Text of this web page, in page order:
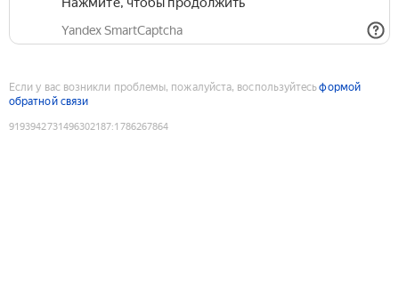
Yandex SmartCaptcha
Если у вас возникли проблемы, пожалуйста, воспользуйтесьформой
обратной связи
9193942731496302187:1786267864